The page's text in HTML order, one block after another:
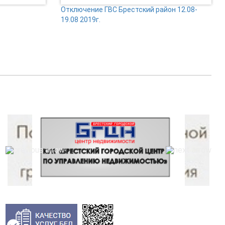
Отключение ГВС Брестский район 12.08-
19.08 2019г.